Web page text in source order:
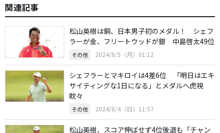
関連記事
松山英樹は銅、日本男子初のメダル！ シェフ
ラーが金、フリートウッドが銀 中島啓太49位
その他 2024/8/5（月）01:12
シェフラーとマキロイは4差6位 「明日はエキ
サイティングな1日になる」とメダルへ虎視
眈々
その他 2024/8/4（日）11:57
松山英樹、スコア伸ばせず4位後退も「チャン